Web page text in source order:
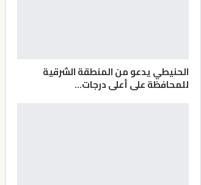
الحنيطي يدعو من المنطقة الشرقية
للمحافظة على أعلى درجات…